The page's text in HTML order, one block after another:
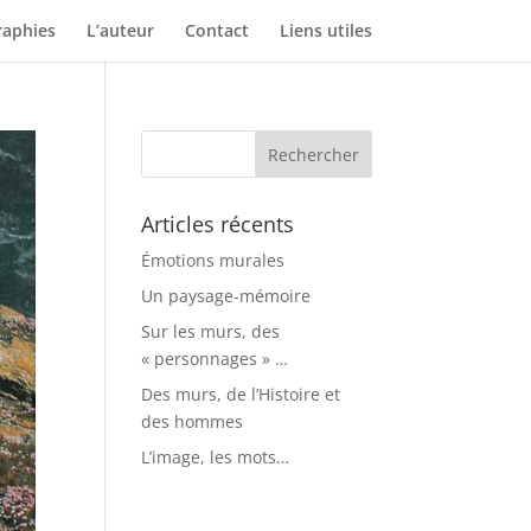
L’auteur Contact Liens utiles
Articles récents
Émotions murales
Un paysage-mémoire
Sur les murs, des
« personnages » …
Des murs, de l’Histoire et
des hommes
L’image, les mots…